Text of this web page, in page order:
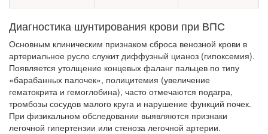
Диагностика шунтирования крови при ВПС
Основным клиническим признаком сброса венозной крови в
арте­риальное русло служит диффузный цианоз (гипоксемия).
Появляется утолщение концевых фаланг пальцев по типу
«барабанных палочек», полицитемия (увеличение
гематокрита и гемоглобина), часто отмечают­ся подагра,
тромбозы сосудов малого круга и нарушение функций почек.
При физикальном обследовании выявляются признаки
легочной гипер­тензии или стеноза легочной артерии.